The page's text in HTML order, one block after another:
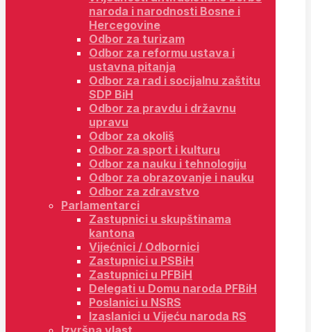
naroda i narodnosti Bosne i
Hercegovine
Odbor za turizam
Odbor za reformu ustava i
ustavna pitanja
Odbor za rad i socijalnu zaštitu
SDP BiH
Odbor za pravdu i državnu
upravu
Odbor za okoliš
Odbor za sport i kulturu
Odbor za nauku i tehnologiju
Odbor za obrazovanje i nauku
Odbor za zdravstvo
Parlamentarci
Zastupnici u skupštinama
kantona
Vijećnici / Odbornici
Zastupnici u PSBiH
Zastupnici u PFBiH
Delegati u Domu naroda PFBiH
Poslanici u NSRS
Izaslanici u Vijeću naroda RS